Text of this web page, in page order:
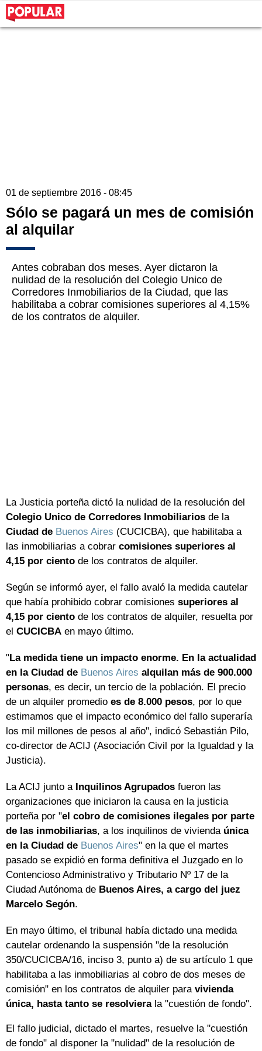
01 de septiembre 2016 - 08:45
Sólo se pagará un mes de comisión
al alquilar
Antes cobraban dos meses. Ayer dictaron la
nulidad de la resolución del Colegio Unico de
Corredores Inmobiliarios de la Ciudad, que las
habilitaba a cobrar comisiones superiores al 4,15%
de los contratos de alquiler.
La Justicia porteña dictó la nulidad de la resolución del
Colegio Unico de Corredores Inmobiliarios de la
Ciudad de Buenos Aires (CUCICBA), que habilitaba a
las inmobiliarias a cobrar comisiones superiores al
4,15 por ciento de los contratos de alquiler.
Según se informó ayer, el fallo avaló la medida cautelar
que había prohibido cobrar comisiones superiores al
4,15 por ciento de los contratos de alquiler, resuelta por
el CUCICBA en mayo último.
"La medida tiene un impacto enorme. En la actualidad
en la Ciudad de Buenos Aires alquilan más de 900.000
personas, es decir, un tercio de la población. El precio
de un alquiler promedio es de 8.000 pesos, por lo que
estimamos que el impacto económico del fallo superaría
los mil millones de pesos al año", indicó Sebastián Pilo,
co-director de ACIJ (Asociación Civil por la Igualdad y la
Justicia).
La ACIJ junto a Inquilinos Agrupados fueron las
organizaciones que iniciaron la causa en la justicia
porteña por "el cobro de comisiones ilegales por parte
de las inmobiliarias, a los inquilinos de vivienda única
en la Ciudad de Buenos Aires" en la que el martes
pasado se expidió en forma definitiva el Juzgado en lo
Contencioso Administrativo y Tributario Nº 17 de la
Ciudad Autónoma de Buenos Aires, a cargo del juez
Marcelo Segón.
En mayo último, el tribunal había dictado una medida
cautelar ordenando la suspensión "de la resolución
350/CUCICBA/16, inciso 3, punto a) de su artículo 1 que
habilitaba a las inmobiliarias al cobro de dos meses de
comisión" en los contratos de alquiler para vivienda
única, hasta tanto se resolvierala "cuestión de fondo".
El fallo judicial, dictado el martes, resuelve la "cuestión
de fondo" al disponer la "nulidad" de la resolución de